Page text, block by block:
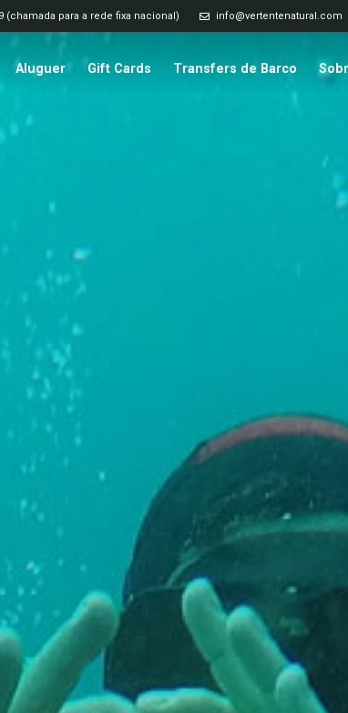
(chamada para a rede fixa nacional) info@vertentenatural.com
Aluguer Gift Cards Transfers de Barco